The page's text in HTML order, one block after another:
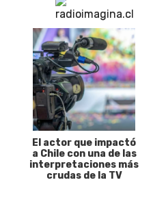
El actor que impactó
a Chile con una de las
interpretaciones más
crudas de la TV